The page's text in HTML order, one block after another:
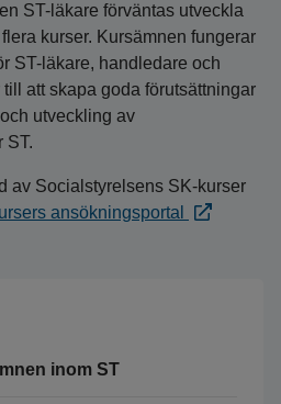
ST-läkare förväntas utveckla
kurser. Kursämnen fungerar
ST-läkare, handledare och
att skapa goda förutsättningar
utveckling av
ST.
av Socialstyrelsens SK-kurser
ansökningsportal
inom ST